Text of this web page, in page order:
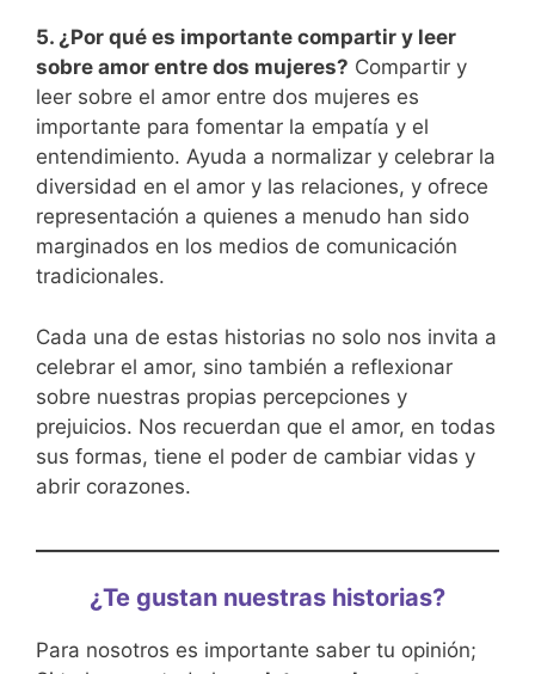
5. ¿Por qué es importante compartir y leer
sobre amor entre dos mujeres? Compartir y
leer sobre el amor entre dos mujeres es
importante para fomentar la empatía y el
entendimiento. Ayuda a normalizar y celebrar la
diversidad en el amor y las relaciones, y ofrece
representación a quienes a menudo han sido
marginados en los medios de comunicación
tradicionales.
Cada una de estas historias no solo nos invita a
celebrar el amor, sino también a reflexionar
sobre nuestras propias percepciones y
prejuicios. Nos recuerdan que el amor, en todas
sus formas, tiene el poder de cambiar vidas y
abrir corazones.
¿Te gustan nuestras historias?
Para nosotros es importante saber tu opinión;